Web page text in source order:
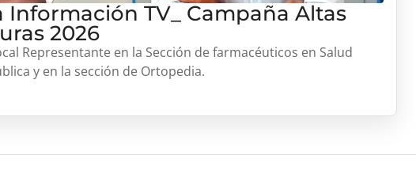
Información TV_ Campaña Altas
2026
Representante en la Sección de farmacéuticos en Salud
y en la sección de Ortopedia.